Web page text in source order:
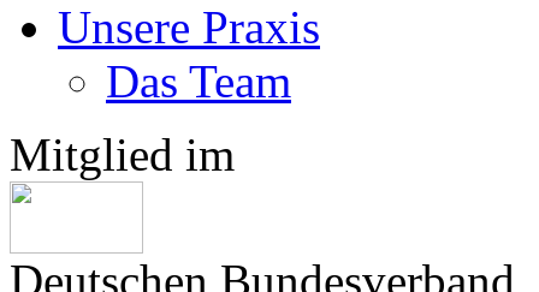
Unsere Praxis
Das Team
Mitglied im
Deutschen Bundesverband